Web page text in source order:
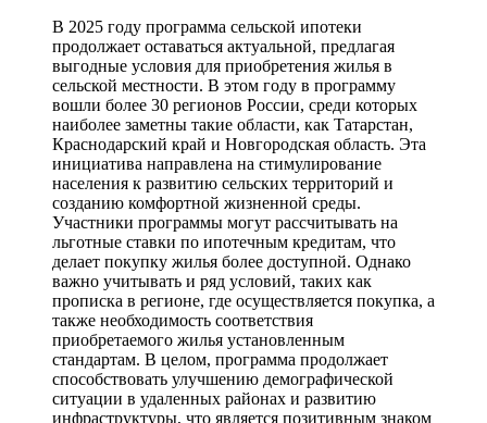
В 2025 году программа сельской ипотеки
продолжает оставаться актуальной, предлагая
выгодные условия для приобретения жилья в
сельской местности. В этом году в программу
вошли более 30 регионов России, среди которых
наиболее заметны такие области, как Татарстан,
Краснодарский край и Новгородская область. Эта
инициатива направлена на стимулирование
населения к развитию сельских территорий и
созданию комфортной жизненной среды.
Участники программы могут рассчитывать на
льготные ставки по ипотечным кредитам, что
делает покупку жилья более доступной. Однако
важно учитывать и ряд условий, таких как
прописка в регионе, где осуществляется покупка, а
также необходимость соответствия
приобретаемого жилья установленным
стандартам. В целом, программа продолжает
способствовать улучшению демографической
ситуации в удаленных районах и развитию
инфраструктуры, что является позитивным знаком